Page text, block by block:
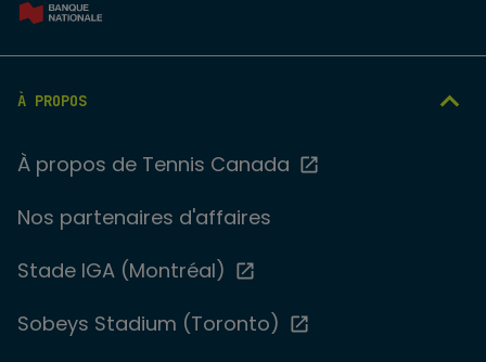
À PROPOS
À propos de Tennis Canada
Nos partenaires d'affaires
Stade IGA (Montréal)
Sobeys Stadium (Toronto)